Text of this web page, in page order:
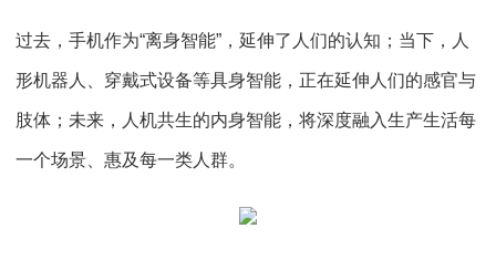
过去，手机作为“离身智能”，延伸了人们的认知；当下，人
形机器人、穿戴式设备等具身智能，正在延伸人们的感官与
肢体；未来，人机共生的内身智能，将深度融入生产生活每
一个场景、惠及每一类人群。